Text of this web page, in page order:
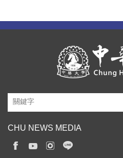
CHU NEWS MEDIA